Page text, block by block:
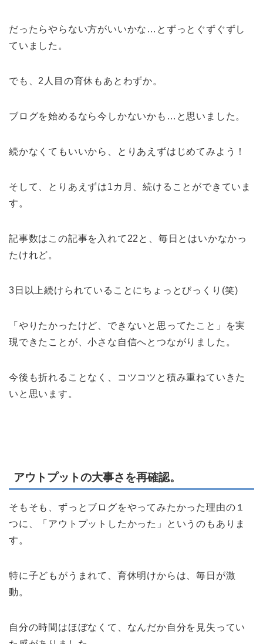
だったらやらない方がいいかな…とずっとぐずぐずし
ていました。
でも、2人目の育休もあとわずか。
ブログを始めるなら今しかないかも…と思いました。
続かなくてもいいから、とりあえずはじめてみよう！
そして、とりあえずは1カ月、続けることができていま
す。
記事数はこの記事を入れて22と、毎日とはいかなかっ
たけれど。
3日以上続けられていることにちょっとびっくり(笑)
「やりたかったけど、できないと思ってたこと」を実
現できたことが、小さな自信へとつながりました。
今後も折れることなく、コツコツと積み重ねていきた
いと思います。
アウトプットの大事さを再確認。
そもそも、ずっとブログをやってみたかった理由の１
つに、「アウトプットしたかった」というのもありま
す。
特に子どもがうまれて、育休明けからは、毎日が激
動。
自分の時間はほぼなくて、なんだか自分を見失ってい